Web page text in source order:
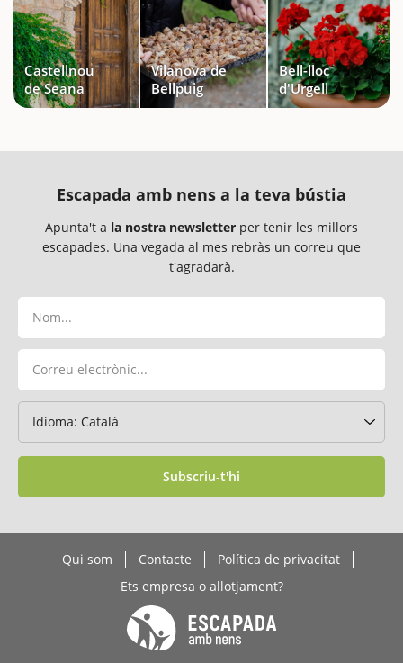
Castellnou
de Seana
Vilanova de
Bellpuig
Bell-lloc
d'Urgell
Escapada amb nens a la teva bústia
Apunta't a la nostra newsletter per tenir les millors
escapades. Una vegada al mes rebràs un correu que
t'agradarà.
Subscriu-t'hi
Qui som Contacte
Política de privacitat
Ets empresa o allotjament?